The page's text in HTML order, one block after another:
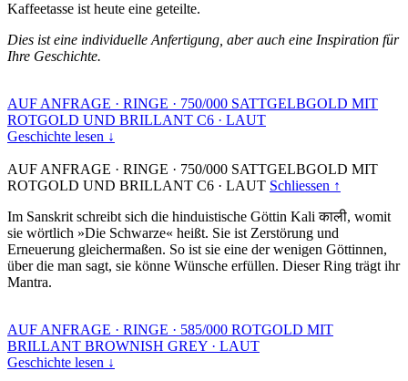
Kaffeetasse ist heute eine geteilte.
Dies ist eine individuelle Anfertigung, aber auch eine Inspiration für
Ihre Geschichte.
AUF ANFRAGE · RINGE · 750/000 SATTGELBGOLD MIT
ROTGOLD UND BRILLANT C6 · LAUT
Geschichte lesen ↓
AUF ANFRAGE · RINGE · 750/000 SATTGELBGOLD MIT
ROTGOLD UND BRILLANT C6 · LAUT Schliessen ↑
Im Sanskrit schreibt sich die hinduistische Göttin Kali काली, womit
sie wörtlich »Die Schwarze« heißt. Sie ist Zerstörung und
Erneuerung gleichermaßen. So ist sie eine der wenigen Göttinnen,
über die man sagt, sie könne Wünsche erfüllen. Dieser Ring trägt ihr
Mantra.
AUF ANFRAGE · RINGE · 585/000 ROTGOLD MIT
BRILLANT BROWNISH GREY · LAUT
Geschichte lesen ↓